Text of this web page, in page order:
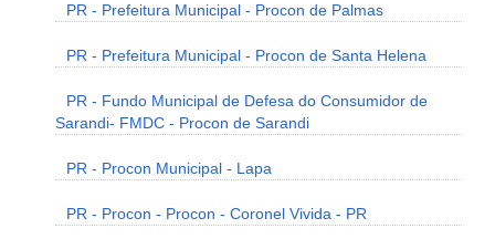
PR - Prefeitura Municipal - Procon de Palmas
PR - Prefeitura Municipal - Procon de Santa Helena
PR - Fundo Municipal de Defesa do Consumidor de
Sarandi- FMDC - Procon de Sarandi
PR - Procon Municipal - Lapa
PR - Procon - Procon - Coronel Vivida - PR